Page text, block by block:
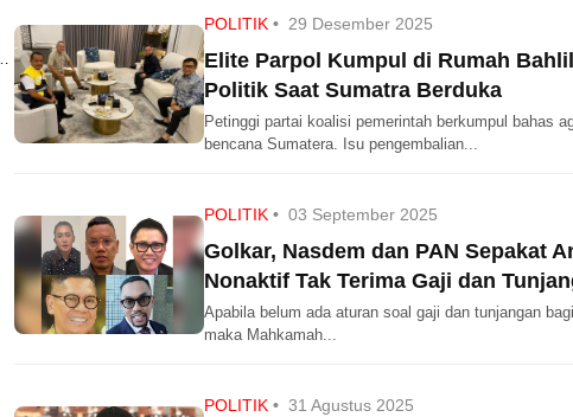
POLITIK • 29 Desember 2025
Elite Parpol Kumpul di Rumah
Politik Saat Sumatra Berduka
Petinggi partai koalisi pemerintah berkumpul bahas
bencana Sumatera. Isu pengembalian...
POLITIK • 03 September 2025
Golkar, Nasdem dan PAN Sepakat
Nonaktif Tak Terima Gaji dan
Apabila belum ada aturan soal gaji dan tunjangan
maka Mahkamah...
POLITIK • 31 Agustus 2025